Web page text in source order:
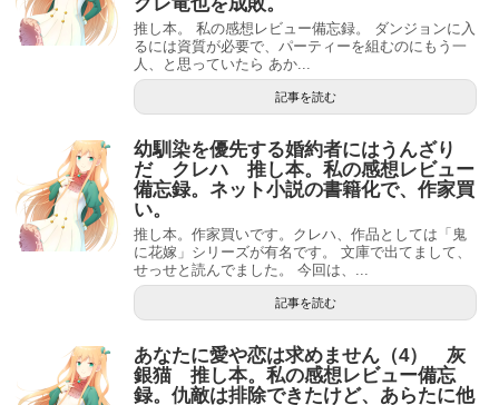
推し本。 私の感想レビュー備忘録。 ダンジョンに入
るには資質が必要で、パーティーを組むのにもう一
人、と思っていたら あか...
記事を読む
幼馴染を優先する婚約者にはうんざり
だ クレハ 推し本。私の感想レビュー
備忘録。ネット小説の書籍化で、作家買
い。
推し本。作家買いです。クレハ、作品としては「鬼
に花嫁」シリーズが有名です。 文庫で出てまして、
せっせと読んでました。 今回は、...
記事を読む
あなたに愛や恋は求めません（4） 灰
銀猫 推し本。私の感想レビュー備忘
録。仇敵は排除できたけど、あらたに他